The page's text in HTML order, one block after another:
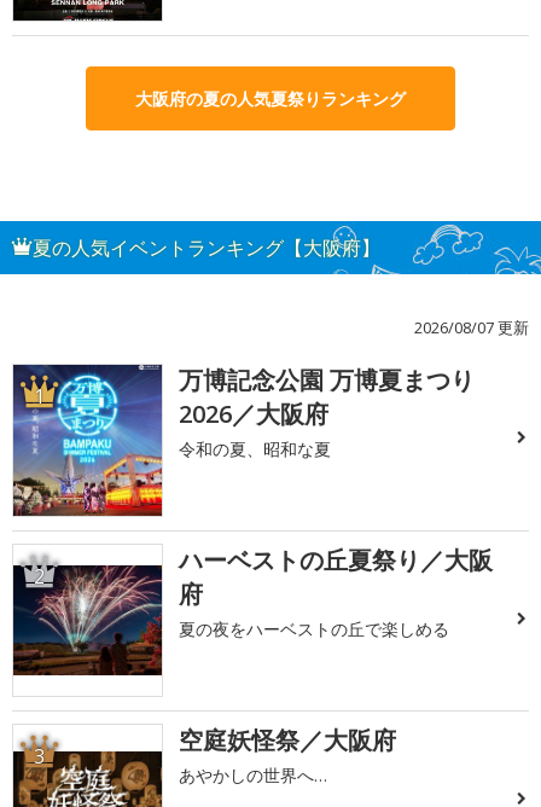
大阪府の夏の人気夏祭りランキング
夏の人気イベントランキング【大阪府】
2026/08/07 更新
1
万博記念公園 万博夏まつり
2026／大阪府
令和の夏、昭和な夏
2
ハーベストの丘夏祭り／大阪
府
夏の夜をハーベストの丘で楽しめる
3 空庭妖怪祭／大阪府
あやかしの世界へ…